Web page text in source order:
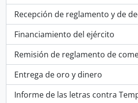
Recepción de reglamento y de
Financiamiento del ejército
Remisión de reglamento de
Entrega de oro y dinero
Informe de las letras contra